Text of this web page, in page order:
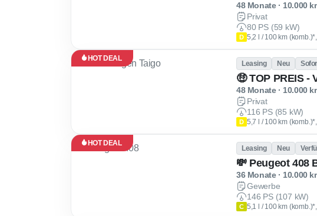
48 Monate · 10.000
Privat
80 PS (59 kW)
D 5,2 l / 100 km
HOT DEAL
Leasing Neu
48 Monate · 10.000
Privat
116 PS (85 kW)
D 5,7 l / 100 km
HOT DEAL
Leasing Neu
💸 Peugeot 408
36 Monate · 10.000
Gewerbe
146 PS (107 kW)
C 5,1 l / 100 km